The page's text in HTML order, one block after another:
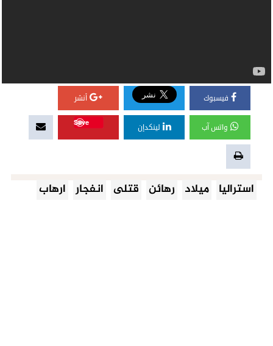
فيسبوك أنشر
واتس آب لينكدإن
Save
استراليا ميلاد رهائن قتلى انفجار ارهاب